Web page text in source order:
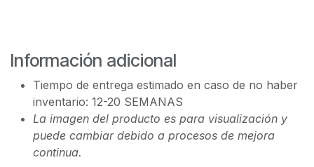
Información adicional
Tiempo de entrega estimado en caso de no haber
inventario: 12-20 SEMANAS
La imagen del producto es para visualización y
puede cambiar debido a procesos de mejora
continua.